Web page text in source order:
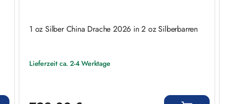
1 oz Silber China Drache 2026 in 2 oz Silberbarren
Lieferzeit ca. 2-4 Werktage